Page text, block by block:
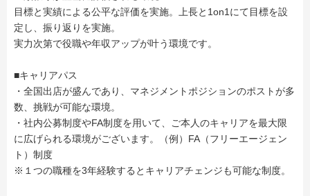
目標と実績による公平な評価を実施。上長と1on1にて目標を設
定し、振り返りを実施。
実力次第で役職や年収アップが叶う環境です。
■キャリアパス
・全国出店が盛んであり、マネジメントポジションのポストが多
数、挑戦が可能な環境。
・社内公募制度やFA制度を用いて、ご本人のキャリアを最大限
に広げられる環境がございます。（例）FA（フリーエージェン
ト）制度
※１つの職種を3年経験するとキャリアチェンジも可能な制度。